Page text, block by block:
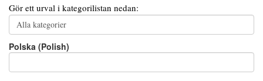
Gör ett urval i kategorilistan nedan:
Polska (Polish)